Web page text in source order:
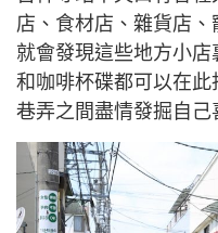
店、食材店、雜貨店、
就會發現這些地方小
和咖啡杯碟都可以在
巷弄之間盡情發掘自己